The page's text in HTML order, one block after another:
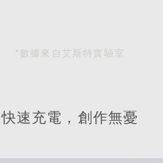
*數據來自艾斯特實驗室
快速充電，創作無憂